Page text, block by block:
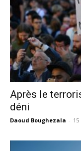
Après le
déni
Daoud Boughezala -